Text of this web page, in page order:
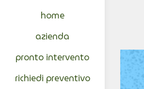
home
azienda
pronto intervento
richiedi preventivo